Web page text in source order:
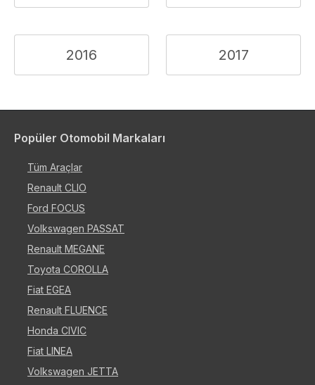
2016 2017
Popüler Otomobil Markaları
Tüm Araçlar
Renault CLIO
Ford FOCUS
Volkswagen PASSAT
Renault MEGANE
Toyota COROLLA
Fiat EGEA
Renault FLUENCE
Honda CIVIC
Fiat LINEA
Volkswagen JETTA